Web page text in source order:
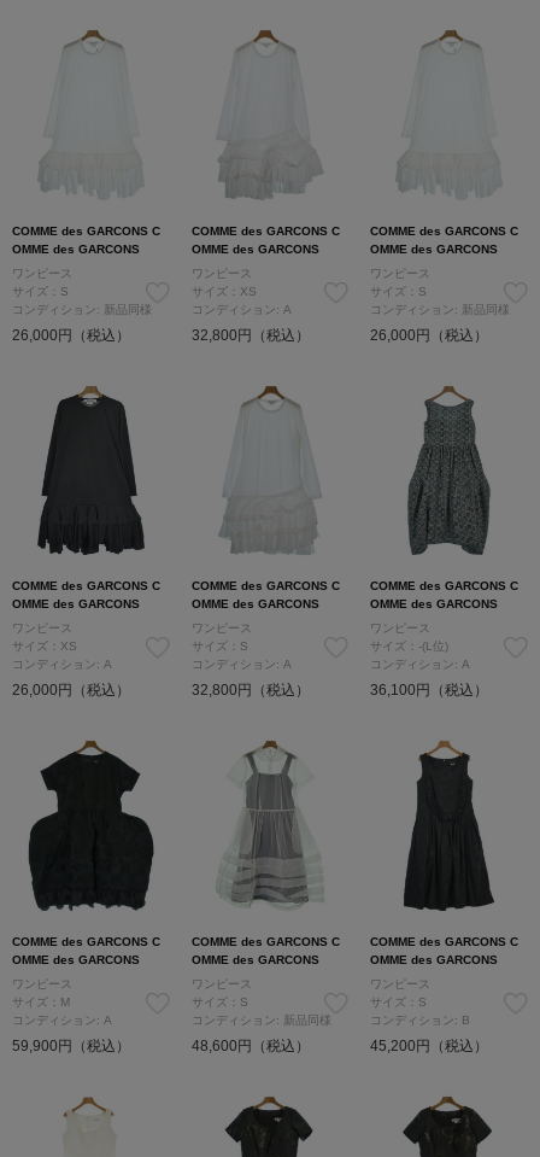
COMME des GARCONS C
OMME des GARCONS
ワンピース
サイズ：S
コンディション: 新品同様
26,000円（税込）
COMME des GARCONS C
OMME des GARCONS
ワンピース
サイズ：XS
コンディション: A
32,800円（税込）
COMME des GARCONS C
OMME des GARCONS
ワンピース
サイズ：S
コンディション: 新品同様
26,000円（税込）
COMME des GARCONS C
OMME des GARCONS
ワンピース
サイズ：XS
コンディション: A
26,000円（税込）
COMME des GARCONS C
OMME des GARCONS
ワンピース
サイズ：S
コンディション: A
32,800円（税込）
COMME des GARCONS C
OMME des GARCONS
ワンピース
サイズ：-(L位)
コンディション: A
36,100円（税込）
COMME des GARCONS C
OMME des GARCONS
ワンピース
サイズ：M
コンディション: A
59,900円（税込）
COMME des GARCONS C
OMME des GARCONS
ワンピース
サイズ：S
コンディション: 新品同様
48,600円（税込）
COMME des GARCONS C
OMME des GARCONS
ワンピース
サイズ：S
コンディション: B
45,200円（税込）